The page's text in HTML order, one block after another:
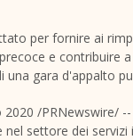
per fornire ai
e
una gara d'appalto
/PRNewswire/
settore dei